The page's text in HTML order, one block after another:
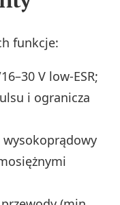
funkcje:
V low-ESR;
i ogranicza
wysokoprądowy